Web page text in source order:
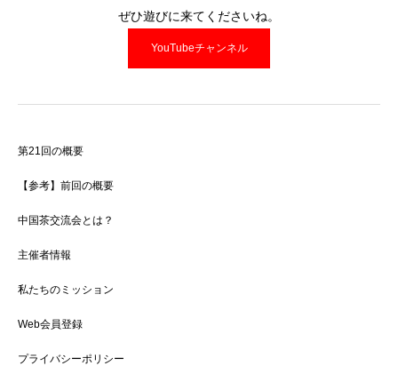
ぜひ遊びに来てくださいね。
YouTubeチャンネル
第21回の概要
【参考】前回の概要
中国茶交流会とは？
主催者情報
私たちのミッション
Web会員登録
プライバシーポリシー